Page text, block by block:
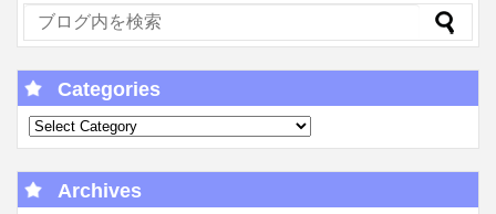
Categories
Archives